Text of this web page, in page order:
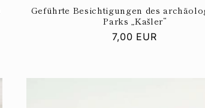
Geführte Besichtigungen des
Parks „Kašler“
Normaler
7,00 EUR